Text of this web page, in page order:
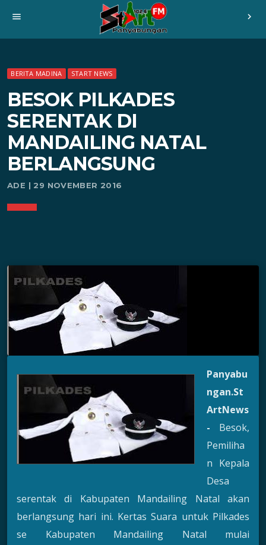
menu chevron_right
BERITA MADINA START NEWS
BESOK PILKADES
SERENTAK DI
MANDAILING NATAL
BERLANGSUNG
ADE | 29 NOVEMBER 2016
Panyabu
ngan.St
ArtNews
- Besok,
Pemiliha
n Kepala
Desa
serentak di Kabupaten Mandailing Natal akan
berlangsung hari ini. Kertas Suara untuk Pilkades
se Kabupaten Mandailing Natal mulai